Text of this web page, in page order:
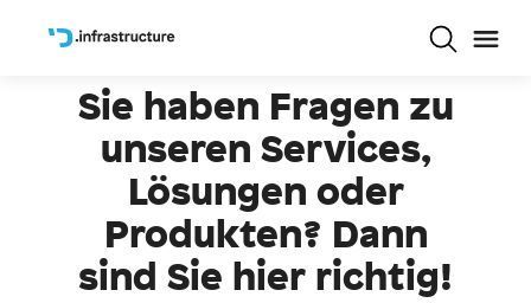
Sie haben Fragen zu
unseren Services,
Lösungen oder
Produkten? Dann
sind Sie hier richtig!